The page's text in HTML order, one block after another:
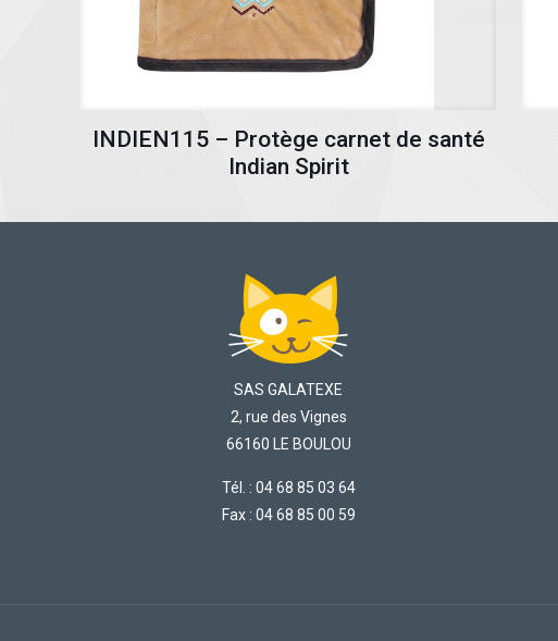
INDIEN115 – Protège carnet de santé
Indian Spirit
SAS GALATEXE
2, rue des Vignes
66160 LE BOULOU
Tél. : 04 68 85 03 64
Fax : 04 68 85 00 59